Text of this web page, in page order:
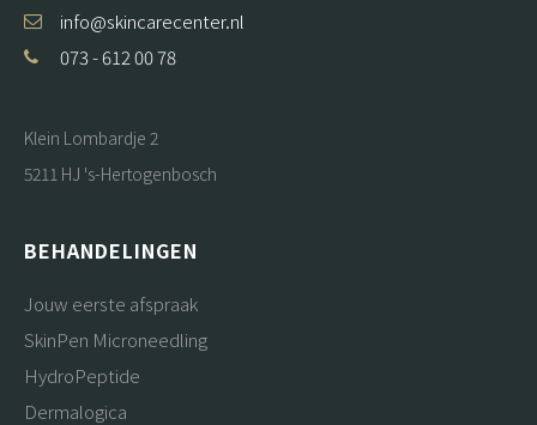
info@skincarecenter.nl
073 - 612 00 78
Klein Lombardje 2
5211 HJ 's-Hertogenbosch
BEHANDELINGEN
Jouw eerste afspraak
SkinPen Microneedling
HydroPeptide
Dermalogica